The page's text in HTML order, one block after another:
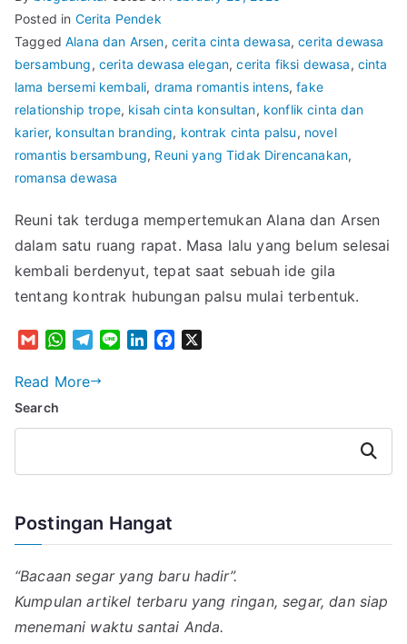
Posted in Cerita Pendek
TaggedAlana dan Arsen, cerita cinta dewasa,cerita dewasa
bersambung, cerita dewasa elegan,cerita fiksi dewasa, cinta
lama bersemi kembali, drama romantis intens,fake
relationship trope, kisah cinta konsultan, konflik cinta dan
karier, konsultan branding, kontrak cinta palsu, novel
romantis bersambung, Reuni yang Tidak Direncanakan,
romansa dewasa
Reuni tak terduga mempertemukan Alana dan Arsen
dalam satu ruang rapat. Masa lalu yang belum selesai
kembali berdenyut, tepat saat sebuah ide gila
tentang kontrak hubungan palsu mulai terbentuk.
G
a
W
a
p
T
l
m
n
k
Read More
Search
Search
Postingan Hangat
“Bacaan segar yang baru hadir”.
Kumpulan artikel terbaru yang ringan, segar, dan siap
menemani waktu santai Anda.